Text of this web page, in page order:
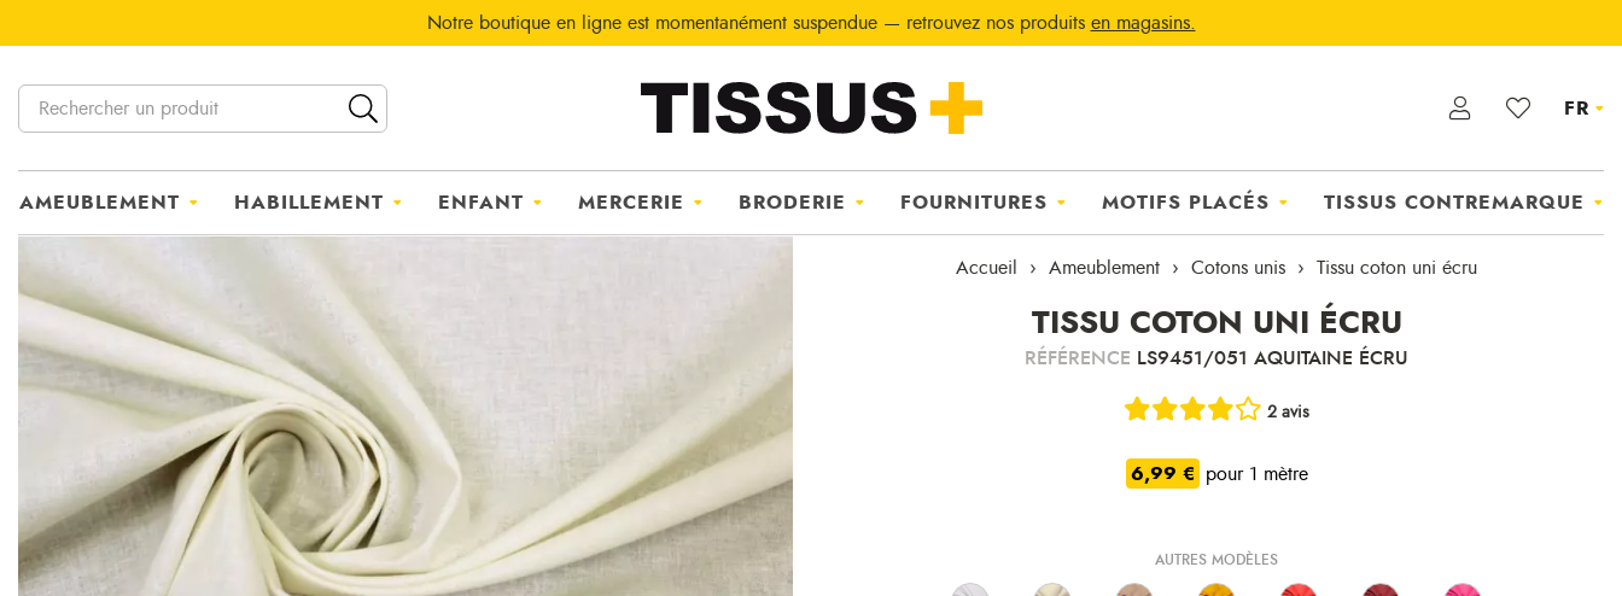
Notre boutique en ligne est momentanément suspendue — retrouvez nos produits en magasins.
FR
AMEUBLEMENT HABILLEMENT ENFANT MERCERIE BRODERIE FOURNITURES MOTIFS PLACÉS TISSUS CONTREMARQUE
Accueil Ameublement Cotons unis Tissu coton uni écru
TISSU COTON UNI ÉCRU
RÉFÉRENCE LS9451/051 AQUITAINE ÉCRU
2 avis
6,99 € pour 1 mètre
AUTRES MODÈLES